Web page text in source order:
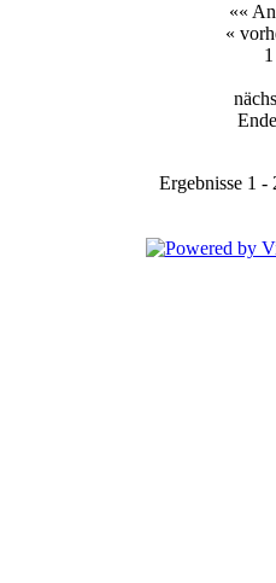
««
«
1
Ergebnisse 1 -